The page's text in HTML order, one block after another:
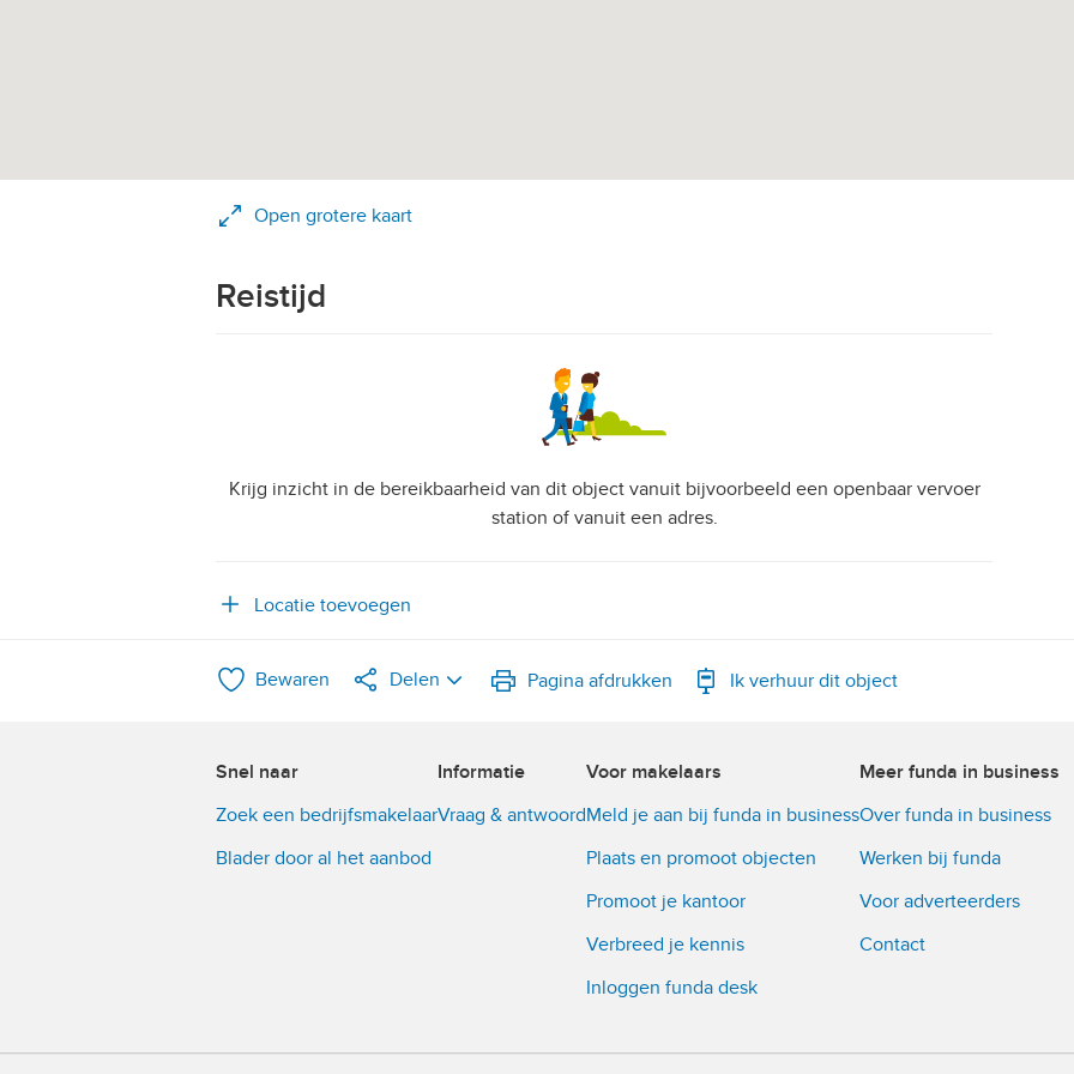
Open grotere kaart
Reistijd
Krijg inzicht in de bereikbaarheid van dit object vanuit bijvoorbeeld een openbaar vervoer
station of vanuit een adres.
Locatie toevoegen
Bewaren Delen Pagina afdrukken Ik verhuur dit object
Snel naar
Zoek een bedrijfsmakelaar
Blader door al het aanbod
Informatie
Vraag & antwoord
Voor makelaars
Meld je aan bij funda in business
Plaats en promoot objecten
Promoot je kantoor
Verbreed je kennis
Inloggen funda desk
Meer funda in business
Over funda in business
Werken bij funda
Voor adverteerders
Contact